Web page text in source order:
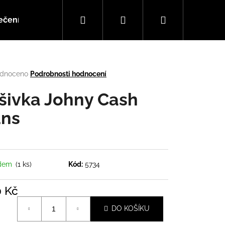
Hudba
Hledat PřihlášeníNákupní
Podrobnosti hodnocení
Johny Cash
(1 ks) Kód: 5734
Kč
DO KOŠÍKU